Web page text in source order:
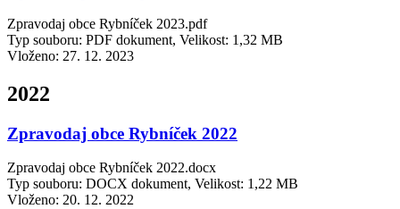
Zpravodaj obce Rybníček 2023.pdf
Typ souboru: PDF dokument, Velikost: 1,32 MB
Vloženo: 27. 12. 2023
2022
Zpravodaj obce Rybníček 2022
Zpravodaj obce Rybníček 2022.docx
Typ souboru: DOCX dokument, Velikost: 1,22 MB
Vloženo: 20. 12. 2022